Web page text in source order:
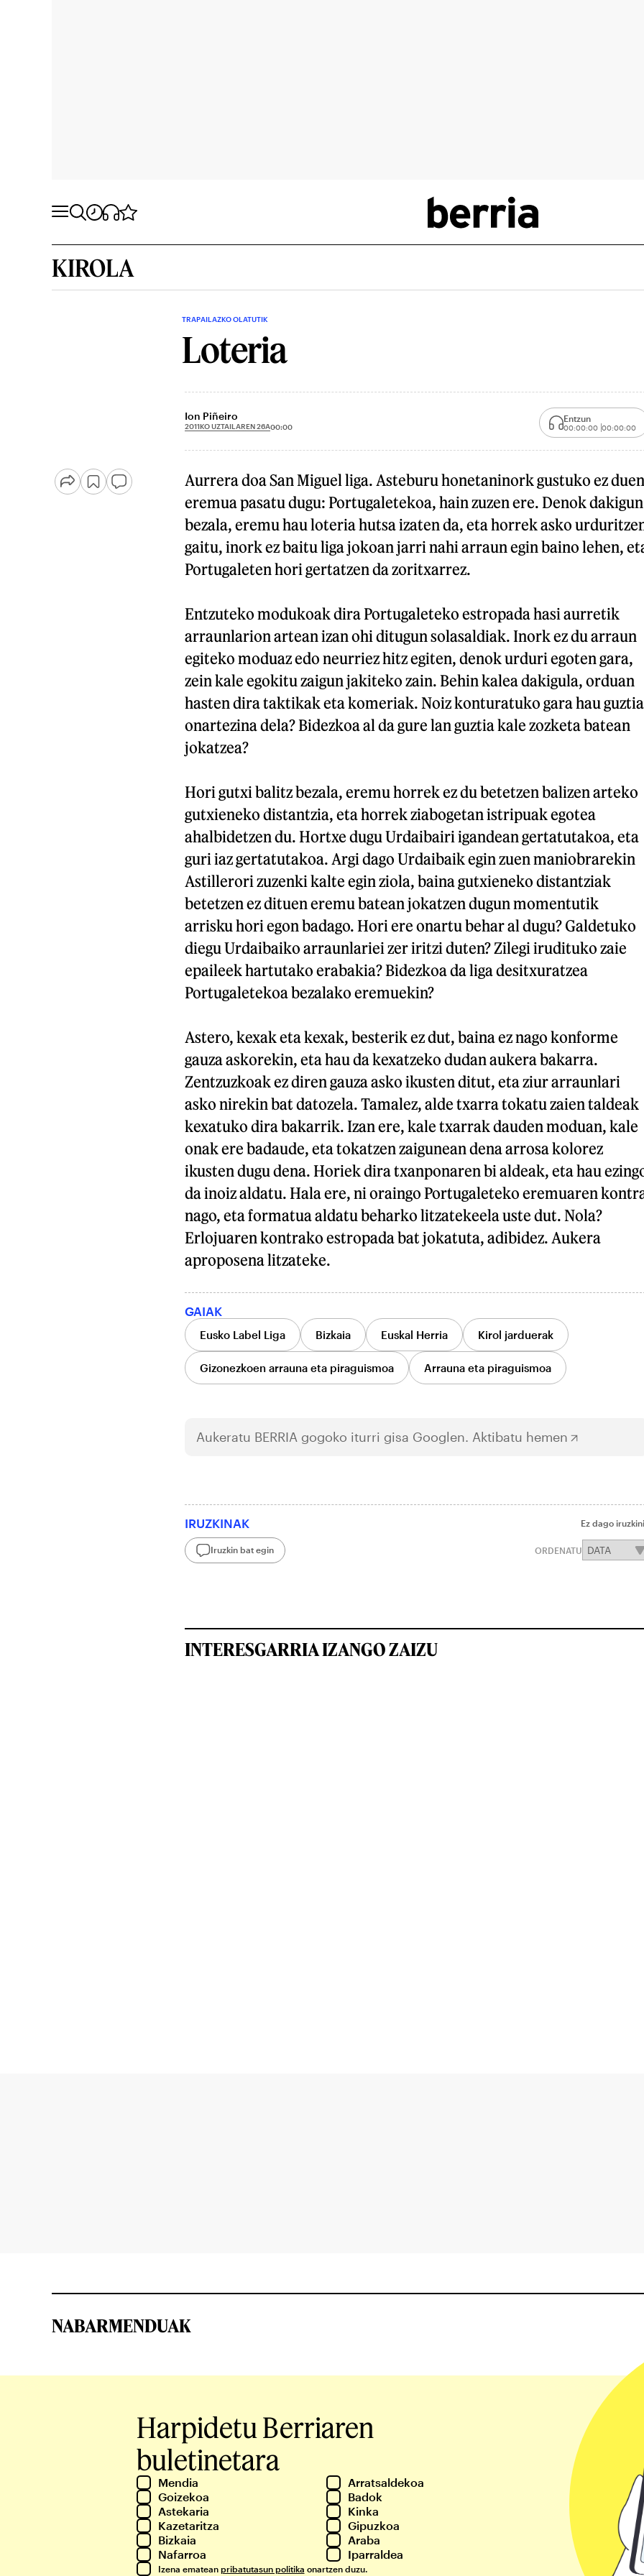
KIROLA
TRAPAILAZKO OLATUTIK
Loteria
Ion Piñeiro
2011KO UZTAILAREN 26A00:00
Entzun
00:00:00 00:00:00
Aurrera doa San Miguel liga. Asteburu honetaninork gustuko ez duen
eremua pasatu dugu: Portugaletekoa, hain zuzen ere. Denok dakigun
bezala, eremu hau loteria hutsa izaten da, eta horrek asko
gaitu, inork ez baitu liga jokoan jarri nahi arraun egin baino lehen,
Portugaleten hori gertatzen da zoritxarrez.
Entzuteko modukoak dira Portugaleteko estropada hasi aurretik
arraunlarion artean izan ohi ditugun solasaldiak. Inork ez du arraun
egiteko moduaz edo neurriez hitz egiten, denok urduri egoten gara,
zein kale egokitu zaigun jakiteko zain. Behin kalea dakigula, orduan
hasten dira taktikak eta komeriak. Noiz konturatuko gara hau guztia
onartezina dela? Bidezkoa al da gure lan guztia kale zozketa batean
jokatzea?
Hori gutxi balitz bezala, eremu horrek ez du betetzen balizen arteko
gutxieneko distantzia, eta horrek ziabogetan istripuak egotea
ahalbidetzen du. Hortxe dugu Urdaibairi igandean gertatutakoa, eta
guri iaz gertatutakoa. Argi dago Urdaibaik egin zuen maniobrarekin
Astillerori zuzenki kalte egin ziola, baina gutxieneko distantziak
betetzen ez dituen eremu batean jokatzen dugun momentutik
arrisku hori egon badago. Hori ere onartu behar al dugu? Galdetuko
diegu Urdaibaiko arraunlariei zer iritzi duten? Zilegi irudituko zaie
epaileek hartutako erabakia? Bidezkoa da liga desitxuratzea
Portugaletekoa bezalako eremuekin?
Astero, kexak eta kexak, besterik ez dut, baina ez nago konforme
gauza askorekin, eta hau da kexatzeko dudan aukera bakarra.
Zentzuzkoak ez diren gauza asko ikusten ditut, eta ziur arraunlari
asko nirekin bat datozela. Tamalez, alde txarra tokatu zaien taldeak
kexatuko dira bakarrik. Izan ere, kale txarrak dauden moduan, kale
onak ere badaude, eta tokatzen zaigunean dena arrosa kolorez
ikusten dugu dena. Horiek dira txanponaren bi aldeak, eta hau
da inoiz aldatu. Hala ere, ni oraingo Portugaleteko eremuaren
nago, eta formatua aldatu beharko litzatekeela uste dut. Nola?
Erlojuaren kontrako estropada bat jokatuta, adibidez. Aukera
aproposena litzateke.
GAIAK
Eusko Label Liga Bizkaia Euskal Herria Kirol jarduerak
Gizonezkoen arrauna eta piraguismoa Arrauna eta piraguismoa
Aukeratu BERRIA gogoko iturri gisa Googlen. Aktibatu hemen
IRUZKINAK Ez dago
Iruzkin bat egin ORDENATU
INTERESGARRIA IZANGO ZAIZU
NABARMENDUAK
Harpidetu Berriaren
buletinetara
Mendia
Arratsaldekoa
Goizekoa
Badok
Astekaria
Kinka
Kazetaritza
Gipuzkoa
Bizkaia
Araba
Nafarroa
Iparraldea
Izena ematean pribatutasun politika onartzen duzu.